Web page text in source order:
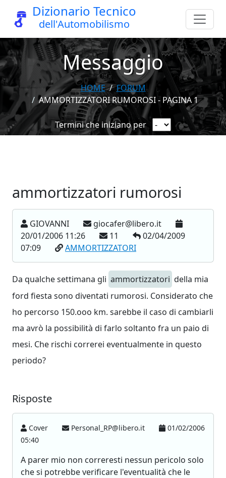
Dizionario Tecnico
dell'Automobilismo
Messaggio
HOME
FORUM
AMMORTIZZATORI RUMOROSI - PAGINA 1
Termini che iniziano per
ammortizzatori rumorosi
GIOVANNI
giocafer@libero.it
20/01/2006 11:26
11
02/04/2009
07:09
AMMORTIZZATORI
Da qualche settimana gli ammortizzatori della mia
ford fiesta sono diventati rumorosi. Considerato che
ho percorso 150.ooo km. sarebbe il caso di cambiarli
ma avrò la possibilità di farlo soltanto fra un paio di
mesi. Che rischi correrei eventualmente in questo
periodo?
Risposte
Cover Personal_RP@libero.it
01/02/2006
05:40
A parer mio non correresti nessun pericolo solo
che si potrebbe verificare l'eventualità che le